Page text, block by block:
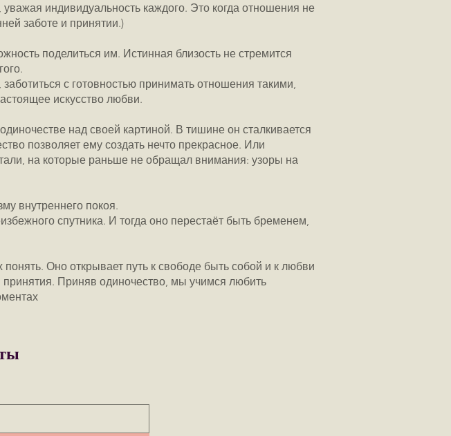
индивидуальность каждого. Это когда отношения не
заботе и принятии.)
поделиться им. Истинная близость не стремится
с готовностью принимать отношения такими,
искусство любви.
над своей картиной. В тишине он сталкивается
позволяет ему создать нечто прекрасное. Или
на которые раньше не обращал внимания: узоры на
внутреннего покоя.
спутника. И тогда оно перестаёт быть бременем,
Оно открывает путь к свободе быть собой и к любви
принятия. Приняв одиночество, мы учимся любить